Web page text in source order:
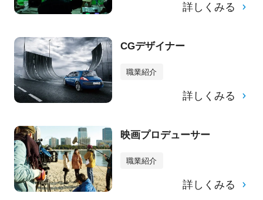
詳しくみる
CGデザイナー
職業紹介
詳しくみる
映画プロデューサー
職業紹介
詳しくみる